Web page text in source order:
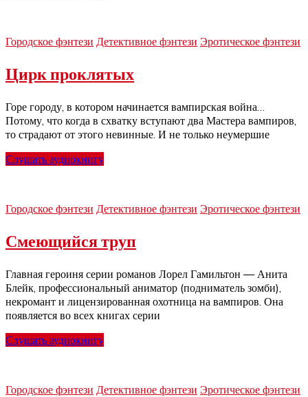
Городское фэнтези Детективное фэнтези Эротическое фэнтези
Цирк проклятых
Горе городу, в котором начинается вампирская война…
Потому, что когда в схватку вступают два Мастера вампиров,
то страдают от этого невинные. И не только неумершие
Слушать аудиокнигу
Городское фэнтези Детективное фэнтези Эротическое фэнтези
Смеющийся труп
Главная героиня серии романов Лорел Гамильтон — Анита
Блейк, профессиональный аниматор (подниматель зомби),
некромант и лицензированная охотница на вампиров. Она
появляется во всех книгах серии
Слушать аудиокнигу
Городское фэнтези Детективное фэнтези Эротическое фэнтези